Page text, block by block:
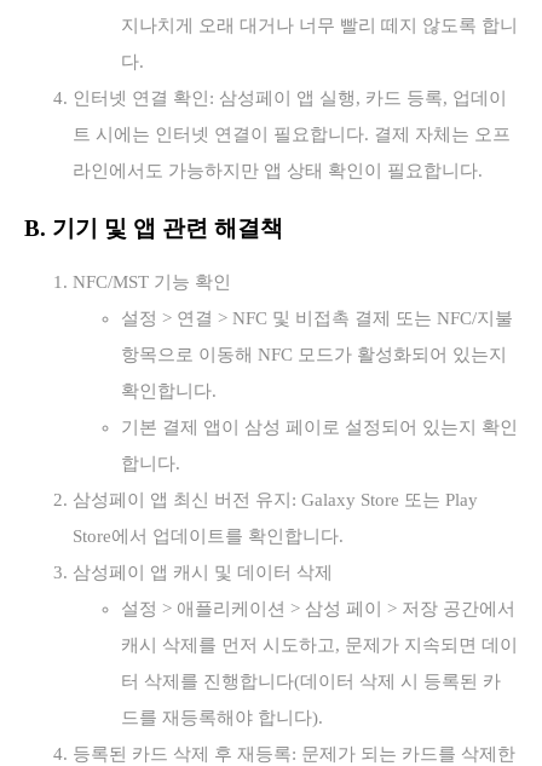
지나치게 오래 대거나 너무 빨리 떼지 않도록 합니
다.
인터넷 연결 확인: 삼성페이 앱 실행, 카드 등록, 업데이
트 시에는 인터넷 연결이 필요합니다. 결제 자체는 오프
라인에서도 가능하지만 앱 상태 확인이 필요합니다.
B. 기기 및 앱 관련 해결책
NFC/MST 기능 확인
설정 > 연결 > NFC 및 비접촉 결제 또는 NFC/지불
항목으로 이동해 NFC 모드가 활성화되어 있는지
확인합니다.
기본 결제 앱이 삼성 페이로 설정되어 있는지 확인
합니다.
삼성페이 앱 최신 버전 유지: Galaxy Store 또는 Play
Store에서 업데이트를 확인합니다.
삼성페이 앱 캐시 및 데이터 삭제
설정 > 애플리케이션 > 삼성 페이 > 저장 공간에서
캐시 삭제를 먼저 시도하고, 문제가 지속되면 데이
터 삭제를 진행합니다(데이터 삭제 시 등록된 카
드를 재등록해야 합니다).
등록된 카드 삭제 후 재등록: 문제가 되는 카드를 삭제한